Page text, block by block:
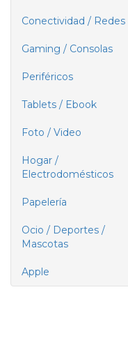
Conectividad / Redes
Gaming / Consolas
Periféricos
Tablets / Ebook
Foto / Video
Hogar /
Electrodomésticos
Papelería
Ocio / Deportes /
Mascotas
Apple